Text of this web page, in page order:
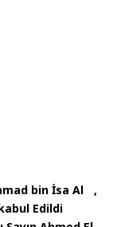
bin İsa Al
Edildi